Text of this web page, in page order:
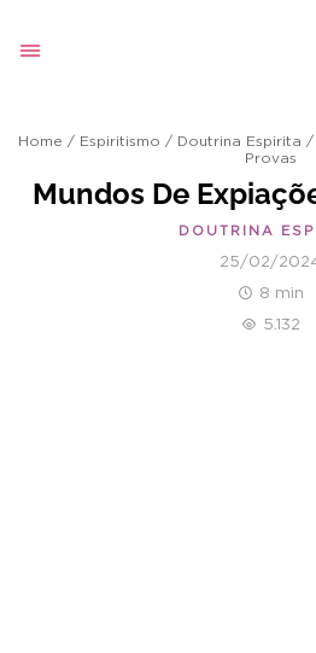
Home / Espiritismo / Doutrina Espirita /
Provas
Mundos De
DOUTRINA
25/02/
8 min
5.132